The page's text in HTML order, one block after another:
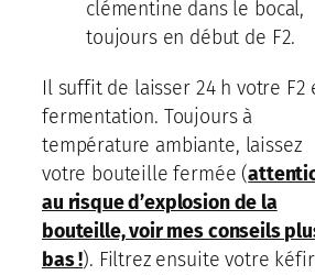
clémentine dans le bocal,
toujours en début de F2.
Il suffit de laisser 24 h votre F2
fermentation. Toujours à
température ambiante, laissez
votre bouteille fermée (
au risque d’explosion de la
bouteille, voir mes conseils
bas !). Filtrez ensuite votre